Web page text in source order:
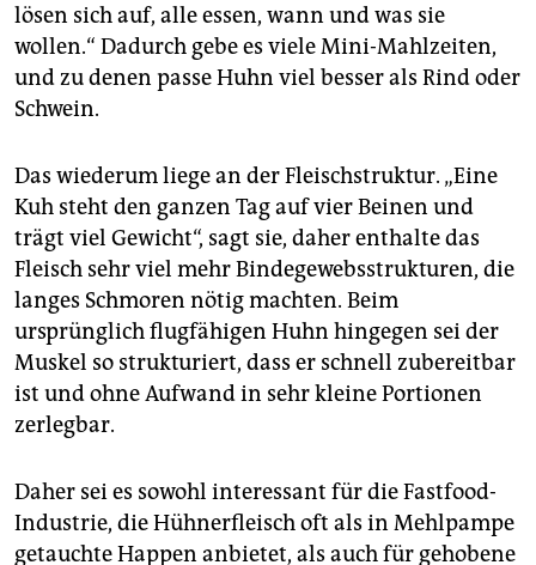
lösen sich auf, alle essen, wann und was sie
wollen.“ Dadurch gebe es viele Mini-Mahlzeiten,
und zu denen passe Huhn viel besser als Rind oder
Schwein.
Das wiederum liege an der Fleischstruktur. „Eine
Kuh steht den ganzen Tag auf vier Beinen und
trägt viel Gewicht“, sagt sie, daher enthalte das
Fleisch sehr viel mehr Bindegewebsstrukturen, die
langes Schmoren nötig machten. Beim
ursprünglich flugfähigen Huhn hingegen sei der
Muskel so strukturiert, dass er schnell zubereitbar
ist und ohne Aufwand in sehr kleine Portionen
zerlegbar.
Daher sei es sowohl interessant für die Fastfood-
Industrie, die Hühnerfleisch oft als in Mehlpampe
getauchte Happen anbietet, als auch für gehobene